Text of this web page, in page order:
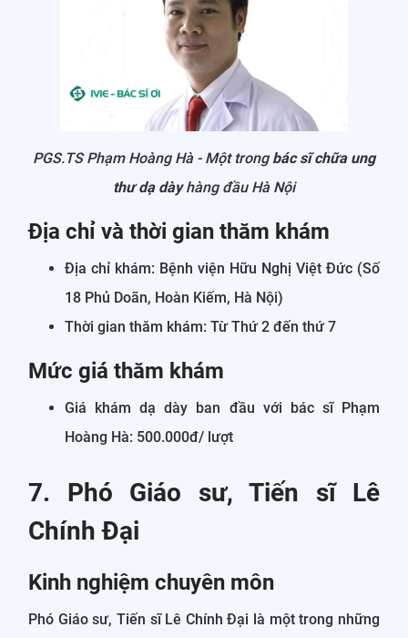
PGS.TS Phạm Hoàng Hà - Một trong bác sĩ chữa ung
thư dạ dàyhàng đầu Hà Nội
Địa chỉ và thời gian thăm khám
Địa chỉ khám: Bệnh viện Hữu Nghị Việt Đức (Số
18 Phủ Doãn, Hoàn Kiếm, Hà Nội)
Thời gian thăm khám: Từ Thứ 2 đến thứ 7
Mức giá thăm khám
Giá khám dạ dày ban đầu với bác sĩ Phạm
Hoàng Hà: 500.000đ/ lượt
7. Phó Giáo sư, Tiến sĩ Lê
Chính Đại
Kinh nghiệm chuyên môn
Phó Giáo sư, Tiến sĩ Lê Chính Đại là một trong những